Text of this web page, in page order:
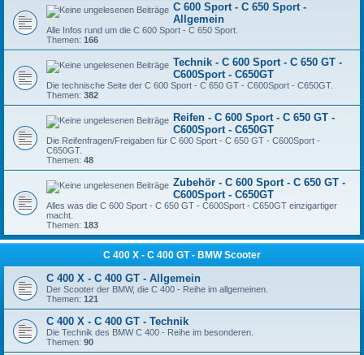
C 600 Sport - C 650 Sport -
Allgemein
Alle Infos rund um die C 600 Sport - C 650 Sport.
Themen: 166
Technik - C 600 Sport - C 650 GT -
C600Sport - C650GT
Die technische Seite der C 600 Sport - C 650 GT - C600Sport - C650GT.
Themen: 382
Reifen - C 600 Sport - C 650 GT -
C600Sport - C650GT
Die Reifenfragen/Freigaben für C 600 Sport - C 650 GT - C600Sport -
C650GT.
Themen: 48
Zubehör - C 600 Sport - C 650 GT -
C600Sport - C650GT
Alles was die C 600 Sport - C 650 GT - C600Sport - C650GT einzigartiger
macht.
Themen: 183
C 400 X - C 400 GT - BMW Scooter
C 400 X - C 400 GT - Allgemein
Der Scooter der BMW, die C 400 - Reihe im allgemeinen.
Themen: 121
C 400 X - C 400 GT - Technik
Die Technik des BMW C 400 - Reihe im besonderen.
Themen: 90